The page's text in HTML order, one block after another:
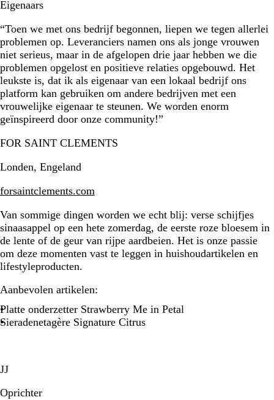
Eigenaars
“Toen we met ons bedrijf begonnen, liepen we tegen allerlei
problemen op. Leveranciers namen ons als jonge vrouwen
niet serieus, maar in de afgelopen drie jaar hebben we die
problemen opgelost en positieve relaties opgebouwd. Het
leukste is, dat ik als eigenaar van een lokaal bedrijf ons
platform kan gebruiken om andere bedrijven met een
vrouwelijke eigenaar te steunen. We worden enorm
geïnspireerd door onze community!”
FOR SAINT CLEMENTS
Londen, Engeland
forsaintclements.com
Van sommige dingen worden we echt blij: verse schijfjes
sinaasappel op een hete zomerdag, de eerste roze bloesem in
de lente of de geur van rijpe aardbeien. Het is onze passie
om deze momenten vast te leggen in huishoudartikelen en
lifestyleproducten.
Aanbevolen artikelen:
Platte onderzetter Strawberry Me in Petal
Sieradenetagère Signature Citrus
JJ
Oprichter